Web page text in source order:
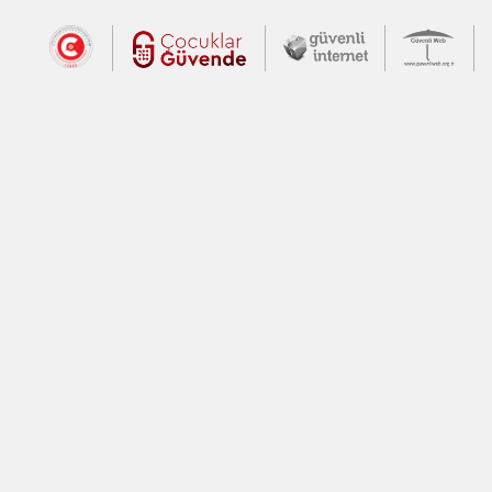
Dış Bağlantılar
Cumhurbaşkanlığı İletişim Merkezi
Çocuklar Güvende (yeni
Güvenli